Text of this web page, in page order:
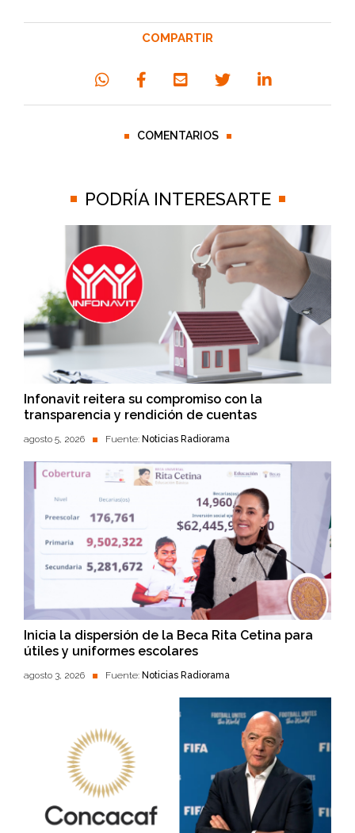
COMPARTIR
COMENTARIOS
PODRÍA INTERESARTE
Infonavit reitera su compromiso con la
transparencia y rendición de cuentas
agosto 5, 2026 Fuente: Noticias Radiorama
Inicia la dispersión de la Beca Rita Cetina para
útiles y uniformes escolares
agosto 3, 2026 Fuente: Noticias Radiorama